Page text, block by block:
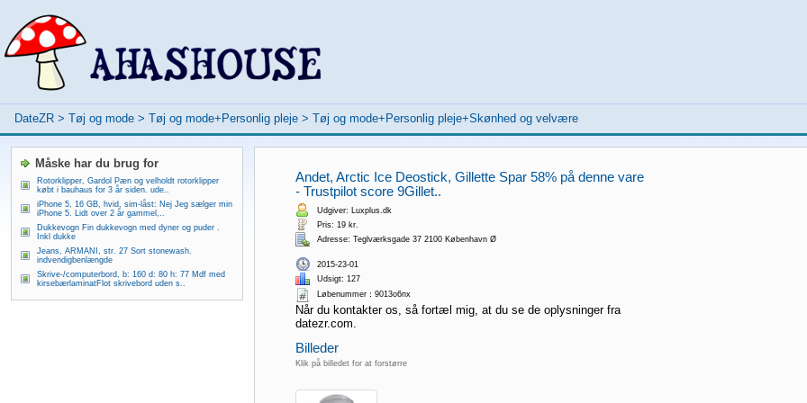
DateZR > Tøj og mode > Tøj og mode+Personlig pleje > Tøj og mode+Personlig pleje+Skønhed og velvære
Andet, Arctic Ice Deostick, Gillette Spar 58% på denne vare
- Trustpilot score 9Gillet..
Udgiver: Luxplus.dk
Pris: 19 kr.
Adresse: Teglværksgade 37 2100 København Ø
2015-23-01
Udsigt: 127
Løbenummer：9013o6nx
Når du kontakter os, så fortæl mig, at du se de oplysninger fra
datezr.com.
Billeder
Klik på billedet for at forstørre
Måske har du brug for
Rotorklipper, Gardol Pæn og velholdt rotorklipper
købt i bauhaus for 3 år siden. ude..
iPhone 5, 16 GB, hvid, sim-låst: Nej Jeg sælger min
iPhone 5. Lidt over 2 år gammel,..
Dukkevogn Fin dukkevogn med dyner og puder .
Inkl dukke
Jeans, ARMANI, str. 27 Sort stonewash.
indvendigbenlængde
Skrive-/computerbord, b: 160 d: 80 h: 77 Mdf med
kirsebærlaminatFlot skrivebord uden s..